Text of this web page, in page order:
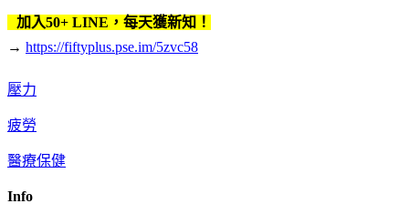
加入50+ LINE，每天獲新知！
→ https://fiftyplus.pse.im/5zvc58
壓力
疲勞
醫療保健
Info